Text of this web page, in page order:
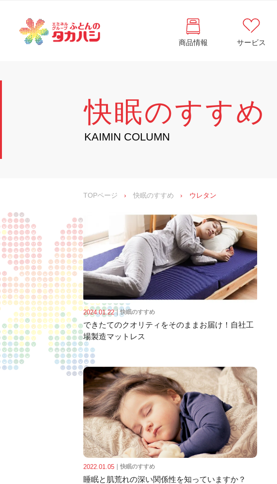
ッ
商品情報 サービス
快眠のすすめ
KAIMIN COLUMN
TOPページ › 快眠のすすめ › ウレタン
2024.01.22｜快眠のすすめ
できたてのクオリティをそのままお届け！自社工
場製造マットレス
2022.01.05 快眠のすすめ
睡眠と肌荒れの深い関係性を知っていますか？
ん
の